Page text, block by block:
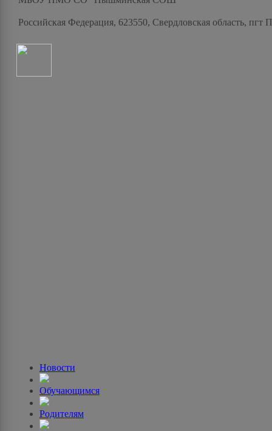
Российская Федерация, 623550, Свердловская область,
Новости
Обучающимся
Родителям